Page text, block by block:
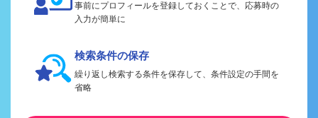
事前にプロフィールを登録しておくことで、応募時の
入力が簡単に
検索条件の保存
繰り返し検索する条件を保存して、条件設定の手間を
省略